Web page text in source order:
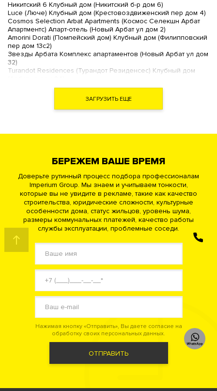
Никитский 6 Клубный дом (Никитский б-р дом 6)
Luce (Люче) Клубный дом (Крестовоздвиженский пер дом 4)
Cosmos Selection Arbat Apartments (Космос Селекшн Арбат
Апартментс) Апарт-отель (Новый Арбат ул дом 2)
Amorini Dorati (Помпейский дом) Клубный дом (Филипповский
пер дом 13с2)
Звезды Арбата Комплекс апартаментов (Новый Арбат ул дом
32)
Turandot Residences (Турандот Резиденсес) Клубный дом
Artisan (Артизан) Клубный дом (Арбат ул дом 39)
Дом Наркомфина (Новинский б-р дом 25 )
Дом на Хлебном (Хлебный пер дом 19)
The Book (Зе Бук) Комплекс апартаментов (Новый Арбат ул
б-р дом 12)
Афанасьевский ЖК (Афанасьевский Б. пер дом 28)
Академия Клубный дом (Нащокинский пер дом 7)
Новый Арбат ЖК (Новый Арбат ул дом 27)
Трубниковский 30 Клубный дом (Трубниковский пер дом
Хамовники
Узоры ЖК (2-й Вражский пер дом 8 стр.2)
Дом XXII (Дом 22) (Погодинская ул дом 22/3)
Фрунзенский Клубный квартал (Фрунзенская наб дом 30)
Хамовники XII Клубная резиденция (1-й Тружеников пер дом
Обыденский 1 Клубный дом (3-й Обыденский пер дом 1)
Саввинская 27 Клубный дом (Саввинская наб дом 27)
Коллекция Лужники ЖК (Лужнецкая наб дом 2/4)
MAGNUM (Магнум) Клубный дом (Усачева ул дом 9)
Садовые Кварталы ЖК (Усачева ул дом 11)
Savvin River Residence (Саввин Ривер Резиденс) ЖК
Пироговская 14 Комплекс апартаментов (Пироговская М. ул
Knightsbridge Private Park (Найтсбридж Приват Парк) Жилой
ЗАГРУЗИТЬ ЕЩЕ
БЕРЕЖЕМ ВАШЕ ВРЕМЯ
Доверьте рутинный процесс подбора профессионалам
Imperium Group. Мы знаем и учитываем тонкости,
которые вы не увидите в рекламе, такие как качество
строительства, юридические сложности, культурные
особенности дома, статус жильцов, уровень шума,
размеры коммунальных платежей, качество работы
службы эксплуатации, проблемные соседи.
Нажимая кнопку «Отправить», Вы даете согласие на
обработку своих персональных данных.
ОТПРАВИТЬ
ЗАКАЗАТЬ
ЗВОНОК